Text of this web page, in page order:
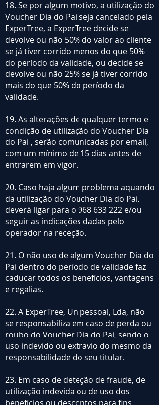
18. Se por algum motivo, a utilização do
Voucher Dia do Pai seja cancelado pela
ExperTree, a ExperTree decide se
devolve ou não 50% do valor ao cliente
se já tiver corrido menos do que 50%
do período da validade, ou decide se
devolve ou não 25% se já tiver corrido
mais do que 50% do período da
validade.
19. As alterações de qualquer termo e
condição de utilização do Voucher Dia
do Pai , serão comunicadas por email,
com um mínimo de 15 dias antes de
entrarem em vigor.
20. Caso haja algum problema aquando
da utilização do Voucher Dia do Pai,
deverá ligar para o 968 633 222 e/ou
seguir as indicações dadas pelo
operador na receção.
21. O não uso de algum Voucher Dia do
Pai dentro do período de validade faz
caducar todos os benefícios, vantagens
e regalias.
22. A ExperTree, Unipessoal, Lda, não
se responsabiliza em caso de perda ou
roubo do Voucher Dia do Pai, sendo o
uso indevido ou extravio do mesmo da
responsabilidade do seu titular.
23. Em caso de deteção de fraude, de
utilização indevida ou de uso dos
benefícios ou descontos para fins